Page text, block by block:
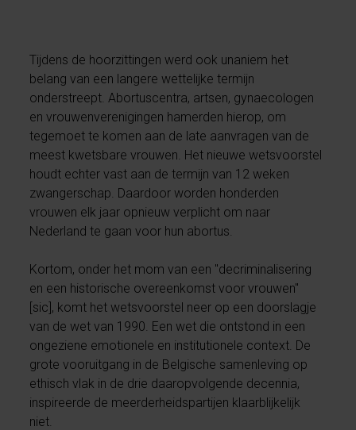
Tijdens de hoorzittingen werd ook unaniem het
belang van een langere wettelijke termijn
onderstreept. Abortuscentra, artsen, gynaecologen
en vrouwenverenigingen hamerden hierop, om
tegemoet te komen aan de late aanvragen van de
meest kwetsbare vrouwen. Het nieuwe wetsvoorstel
houdt echter vast aan de termijn van 12 weken
zwangerschap. Daardoor worden honderden
vrouwen elk jaar opnieuw verplicht om naar
Nederland te gaan voor hun abortus.
Kortom, onder het mom van een "decriminalisering
en een historische overeenkomst voor vrouwen"
[sic], komt het wetsvoorstel neer op een doorslagje
van de wet van 1990. Een wet die ontstond in een
ongeziene emotionele en institutionele context. De
grote vooruitgang in de Belgische samenleving op
ethisch vlak in de drie daaropvolgende decennia,
inspireerde de meerderheidspartijen klaarblijkelijk
niet.